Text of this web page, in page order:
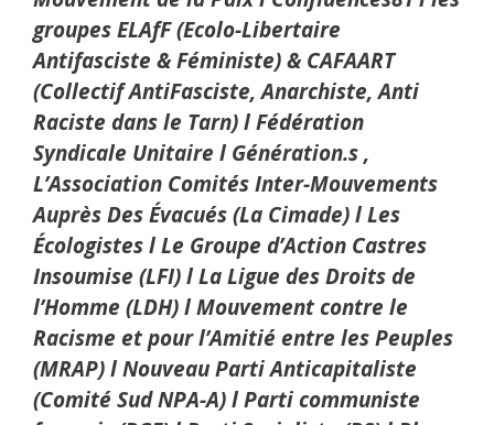
groupes ELAfF (Ecolo-Libertaire
Antifasciste & Féministe) & CAFAART
(Collectif AntiFasciste, Anarchiste, Anti
Raciste dans le Tarn) l Fédération
Syndicale Unitaire l Génération.s ,
L’Association Comités Inter-Mouvements
Auprès Des Évacués (La Cimade) l Les
Écologistes l Le Groupe d’Action Castres
Insoumise (LFI) l La Ligue des Droits de
l’Homme (LDH) l Mouvement contre le
Racisme et pour l’Amitié entre les Peuples
(MRAP) l Nouveau Parti Anticapitaliste
(Comité Sud NPA-A) l Parti communiste